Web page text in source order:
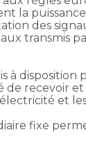
la
des
transmis
disposition
recevoir
et
fixe